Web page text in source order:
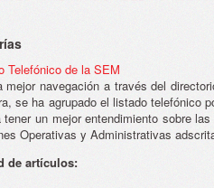
Telefónico de la SEM
mejor navegación a través del
se ha agrupado el listado telefónico
tener un mejor entendimiento sobre
Operativas y Administrativas
de artículos: